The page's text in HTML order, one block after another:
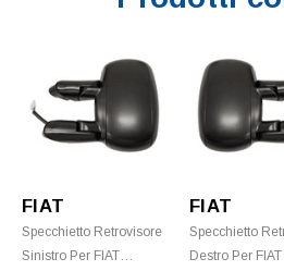
FIAT
Specchietto Retrovisore
Sinistro Per FIAT
FIAT
Specchietto
Destro Per FIAT